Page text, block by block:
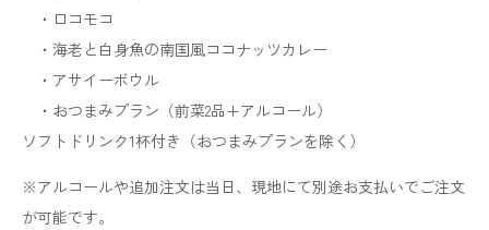
・ロコモコ
・海老と白身魚の南国風ココナッツカレー
・アサイーボウル
・おつまみプラン（前菜2品+アルコール）
ソフトドリンク1杯付き（おつまみプランを除く）
※アルコールや追加注文は当日、現地にて別途お支払いでご注文
が可能です。